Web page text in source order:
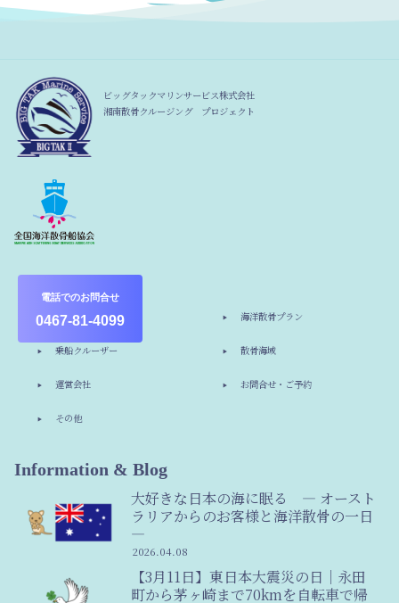
電話でのお問合せ
0467-81-4099
ビッグタックマリンサービス株式会社
湘南散骨クルージング プロジェクト
ホーム 海洋散骨プラン
乗船クルーザー 散骨海域
運営会社 お問合せ・ご予約
その他
Information & Blog
大好きな日本の海に眠る ― オースト
ラリアからのお客様と海洋散骨の一日
―
2026.04.08
【3月11日】東日本大震災の日｜永田
町から茅ヶ崎まで70kmを自転車で帰